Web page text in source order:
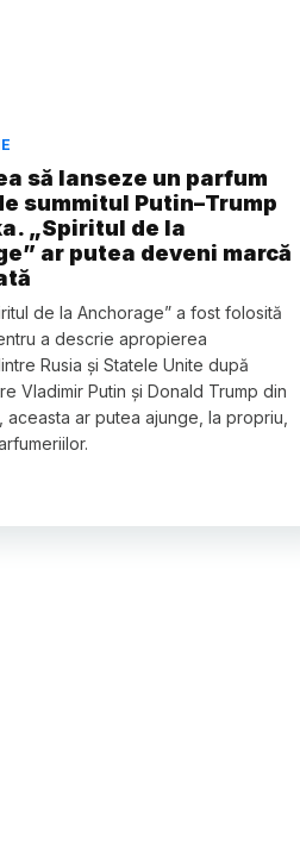
să lanseze un parfum
summitul Putin–Trump
„Spiritul de la
ar putea deveni marcă
de la Anchorage” a fost folosită
a descrie apropierea
Rusia și Statele Unite după
Vladimir Putin și Donald Trump din
aceasta ar putea ajunge, la propriu,